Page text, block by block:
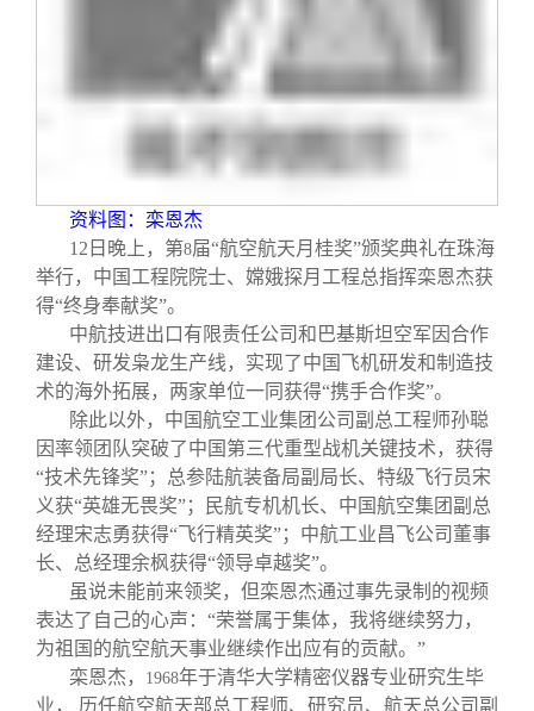
兴趣群体
捐赠方法
我要订阅
清华故事
校友文苑
校友讲坛
校友视界
终身学习
三创大赛
实用信息
校友总会
会长致辞
总会章程
理事会名单
制度法规
联系我们
关闭
资料图：栾恩杰
12 日晚上，第8届“航空航天月桂奖”颁奖典礼在珠海
举行，中国工程院院士、嫦娥探月工程总指挥栾恩杰获
得“终身奉献奖”。
中航技进出口有限责任公司和巴基斯坦空军因合作
建设、研发枭龙生产线，实现了中国飞机研发和制造技
术的海外拓展，两家单位一同获得“携手合作奖”。
除此以外，中国航空工业集团公司副总工程师孙聪
因率领团队突破了中国第三代重型战机关键技术，获得
“技术先锋奖”；总参陆航装备局副局长、特级飞行员宋
义获“英雄无畏奖”；民航专机机长、中国航空集团副总
经理宋志勇获得“飞行精英奖”；中航工业昌飞公司董事
长、总经理余枫获得“领导卓越奖”。
虽说未能前来领奖，但栾恩杰通过事先录制的视频
表达了自己的心声：“荣誉属于集体，我将继续努力，
为祖国的航空航天事业继续作出应有的贡献。”
栾恩杰，
1968年于清华大学精密仪器专业研究生毕
业， 历任航空航天部总工程师、研究员、航天总公司副